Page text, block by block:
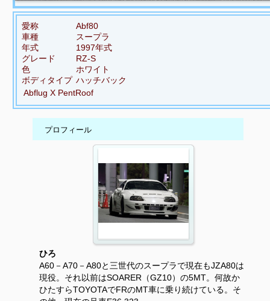
愛称
Abf80
車種
スープラ
年式
1997年式
グレード
RZ-S
色
ホワイト
ボディタイプ ハッチバック
Abflug X PentRoof
プロフィール
ひろ
A60－A70－A80と三世代のスープラで現在もJZA80は
現役。それ以前はSOARER（GZ10）の5MT。何故か
ひたすらTOYOTAでFRのMT車に乗り続けている。そ